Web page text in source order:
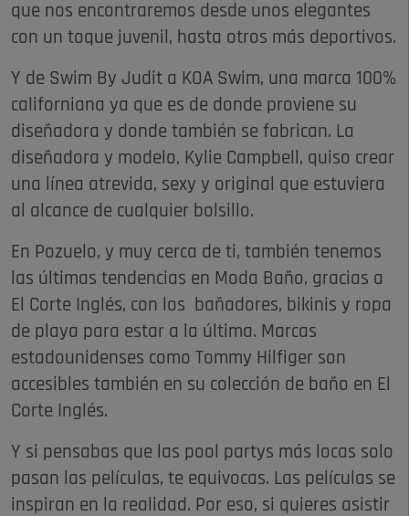
que nos encontraremos desde unos elegantes
con un toque juvenil, hasta otros más deportivos.
Y de Swim By Judit a KOA Swim, una marca 100%
californiana ya que es de donde proviene su
diseñadora y donde también se fabrican. La
diseñadora y modelo, Kylie Campbell, quiso crear
una línea atrevida, sexy y original que estuviera
al alcance de cualquier bolsillo.
En Pozuelo, y muy cerca de ti, también tenemos
las últimas tendencias en Moda Baño, gracias a
El Corte Inglés, con los bañadores, bikinis y ropa
de playa para estar a la última. Marcas
estadounidenses como Tommy Hilfiger son
accesibles también en su colección de baño en El
Corte Inglés.
Y si pensabas que las pool partys más locas solo
pasan las películas, te equivocas. Las películas se
inspiran en la realidad. Por eso, si quieres asistir